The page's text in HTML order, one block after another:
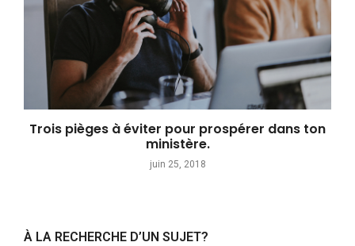
Trois pièges à éviter pour prospérer dans ton
ministère.
juin 25, 2018
À LA RECHERCHE D’UN SUJET?